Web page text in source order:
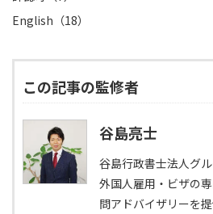
English（18）
この記事の監修者
谷島亮士
谷島行政書士法人グ
外国人雇用・ビザの
問アドバイザリーを